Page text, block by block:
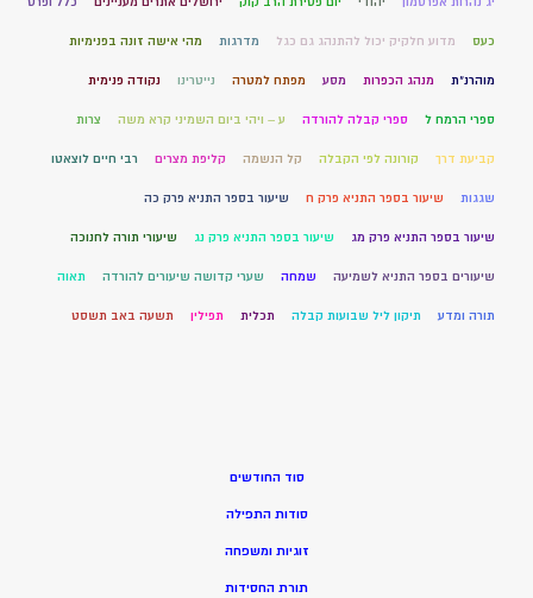
כעס מדוע חלקיק יכול להתנהג גם כגל מדרגות מהי אישה זונה בפנימיות
מוהרנ”ת מנהג הכפרות מסע מפתח למטרה נייטרינו נקודה פנימית
ספרי הרמח ל ספרי קבלה להורדה ע – ויהי ביום השמיני קרא משה צרות
קביעת דרך קורונה לפי הקבלה קל הנשמה קליפת מצרים רבי חיים לוצאטו
שגגות שיעור בספר התניא פרק ח שיעור בספר התניא פרק כה
שיעור בספר התניא פרק מג שיעור בספר התניא פרק נג שיעורי תורה לחנוכה
שיעורים בספר התניא לשמיעה שמחה שערי קדושה שיעורים להורדה תאוה
תורה ומדע תיקון ליל שבועות קבלה תכלית תפילין תשעה באב תשסט
סוד החודשים
סודות התפילה
זוגיות ומשפחה
תורת החסידות